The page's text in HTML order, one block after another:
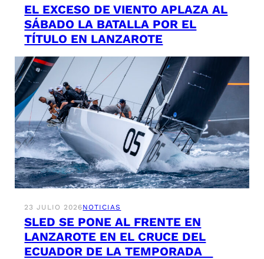
EL EXCESO DE VIENTO APLAZA AL
SÁBADO LA BATALLA POR EL
TÍTULO EN LANZAROTE
23 JULIO 2026NOTICIAS
SLED SE PONE AL FRENTE EN
LANZAROTE EN EL CRUCE DEL
ECUADOR DE LA TEMPORADA